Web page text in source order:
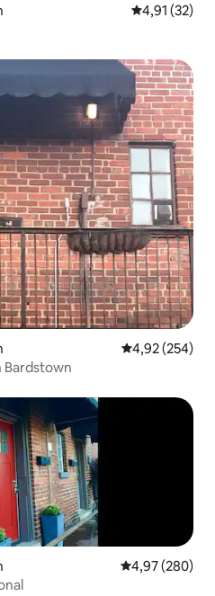
Gemiddelde
4,91 (32)
Gemiddelde
4,92 (254)
Bardstown
Gemiddelde
4,97 (280)